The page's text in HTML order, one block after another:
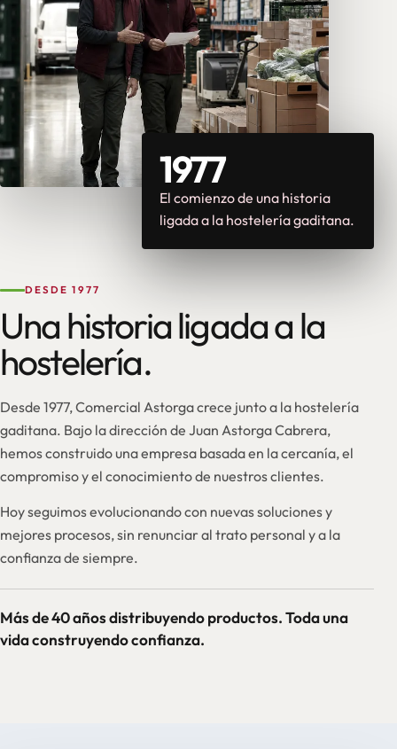
1977
El comienzo de una historia
ligada a la hostelería gaditana.
DESDE 1977
Una historia ligada a la
hostelería.
Desde 1977, Comercial Astorga crece junto a la hostelería
gaditana. Bajo la dirección de Juan Astorga Cabrera,
hemos construido una empresa basada en la cercanía, el
compromiso y el conocimiento de nuestros clientes.
Hoy seguimos evolucionando con nuevas soluciones y
mejores procesos, sin renunciar al trato personal y a la
confianza de siempre.
Más de 40 años distribuyendo productos. Toda una
vida construyendo confianza.